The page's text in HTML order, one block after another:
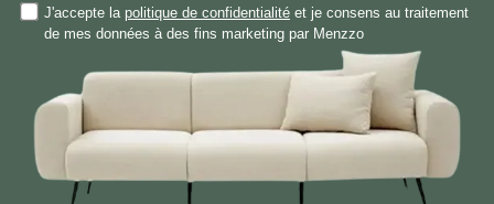
J'accepte la politique de confidentialité et je consens au traitement
de mes données à des fins marketing par Menzzo